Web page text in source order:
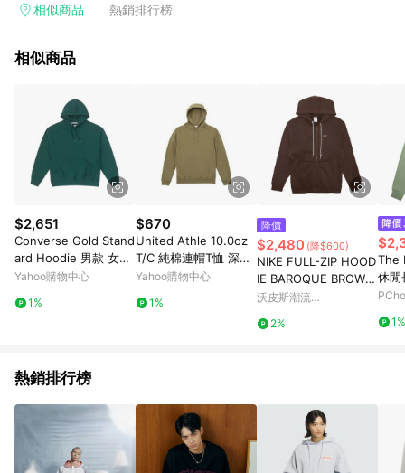
險精神並引領潮流時尚。跟著國家地理服飾一起踏上旅程展開更
相似商品 熱銷排行榜
相似商品
$2,651
Converse Gold Stand
ard Hoodie 男款 女款
綠色 中性 休閒 長袖 10
Yahoo購物中心
1%
$670
United Athle 10.0oz
T/C 純棉連帽T恤 深卡
其色 3521401-537 [E
Yahoo購物中心
1%
降價
$2,480 (降$600)
NIKE FULL-ZIP HOOD
IE BAROQUE BROWN
外套 咖啡 男女款 DR0
沃皮斯潮流
2%
The
休閒
1%
熱銷排行榜